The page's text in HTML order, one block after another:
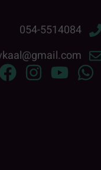
054-5514084